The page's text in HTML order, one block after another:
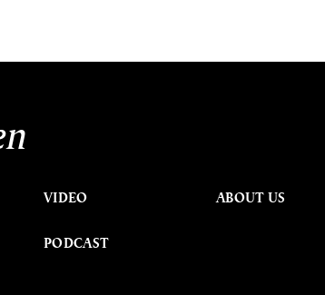
VIDEO
PODCAST
ABOUT US